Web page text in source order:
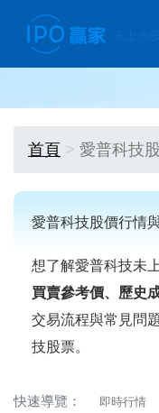
首頁 愛普科技
愛普科技股價行情
想了解愛普科技未
買賣參考價、歷史
交易流程與常見問
技股票。
快速導覽： 即時行情